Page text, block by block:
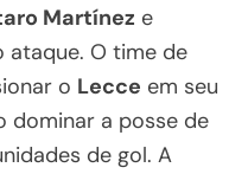
Martínez e
ataque. O time de
o Lecce em seu
dominar a posse de
de gol. A